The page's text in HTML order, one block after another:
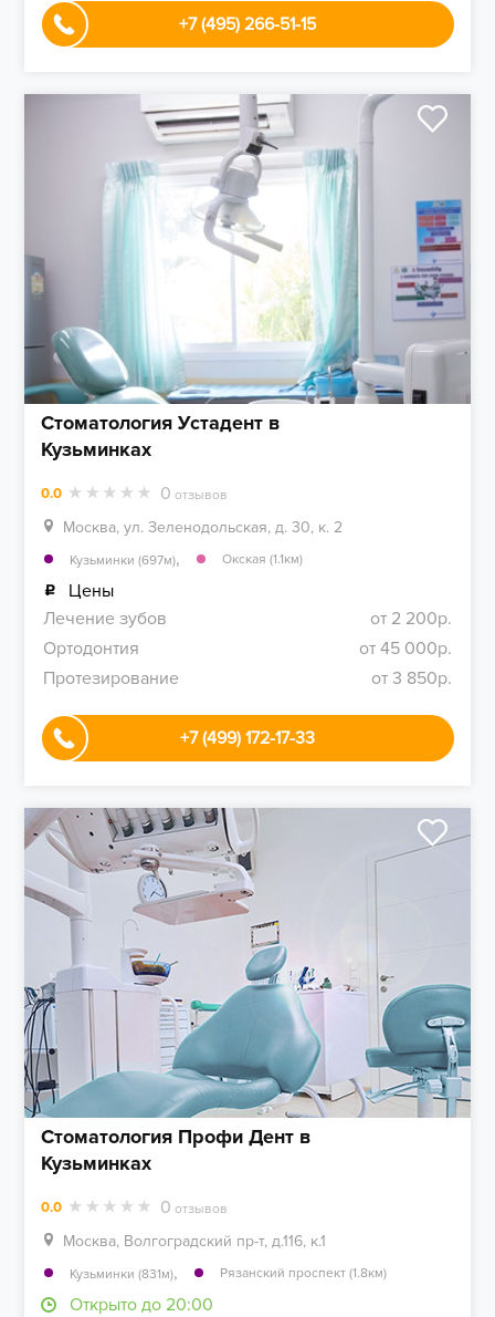
+7 (495) 266-51-15
Стоматология Устадент в
Кузьминках
0.0 0 отзывов
Москва, ул. Зеленодольская, д. 30, к. 2
Кузьминки (697м), Окская (1.1км)
Цены
Лечение зубов
от 2 200р.
Ортодонтия
от 45 000р.
Протезирование
от 3 850р.
+7 (499) 172-17-33
Стоматология Профи Дент в
Кузьминках
0.0 0 отзывов
Москва, Волгоградский пр-т, д.116, к.1
Кузьминки (831м), Рязанский проспект (1.8км)
Открыто до 20:00